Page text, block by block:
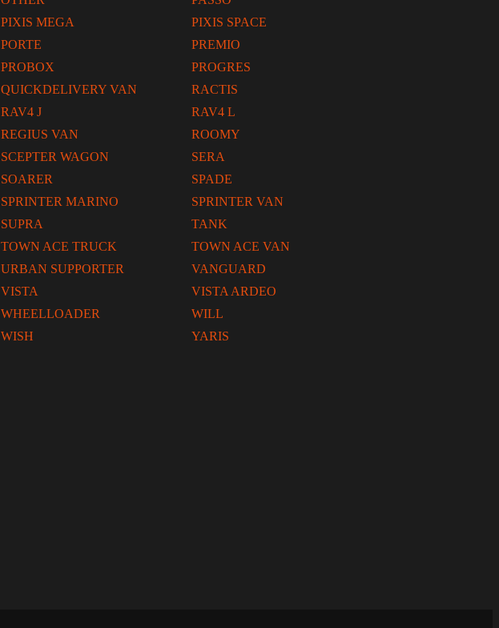
PIXIS MEGA
PIXIS SPACE
PORTE
PREMIO
PROBOX
PROGRES
QUICKDELIVERY VAN
RACTIS
RAV4 J
RAV4 L
REGIUS VAN
ROOMY
SCEPTER WAGON
SERA
SOARER
SPADE
SPRINTER MARINO
SPRINTER VAN
SUPRA
TANK
TOWN ACE TRUCK
TOWN ACE VAN
URBAN SUPPORTER
VANGUARD
VISTA
VISTA ARDEO
WHEELLOADER
WILL
WISH
YARIS